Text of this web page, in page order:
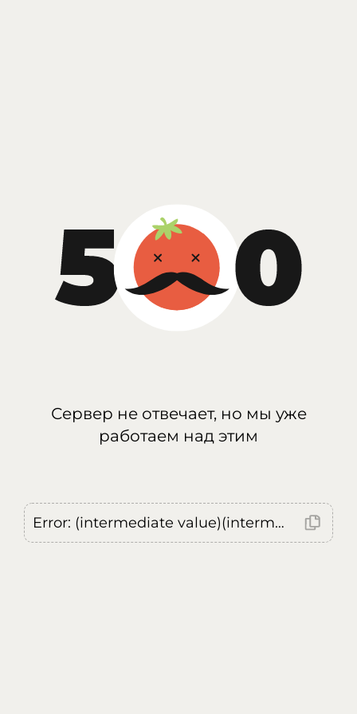
Сервер не отвечает, но мы уже
работаем над этим
Error: (intermediate value)(intermediate value)(intermediate value).replaceAll is not a function